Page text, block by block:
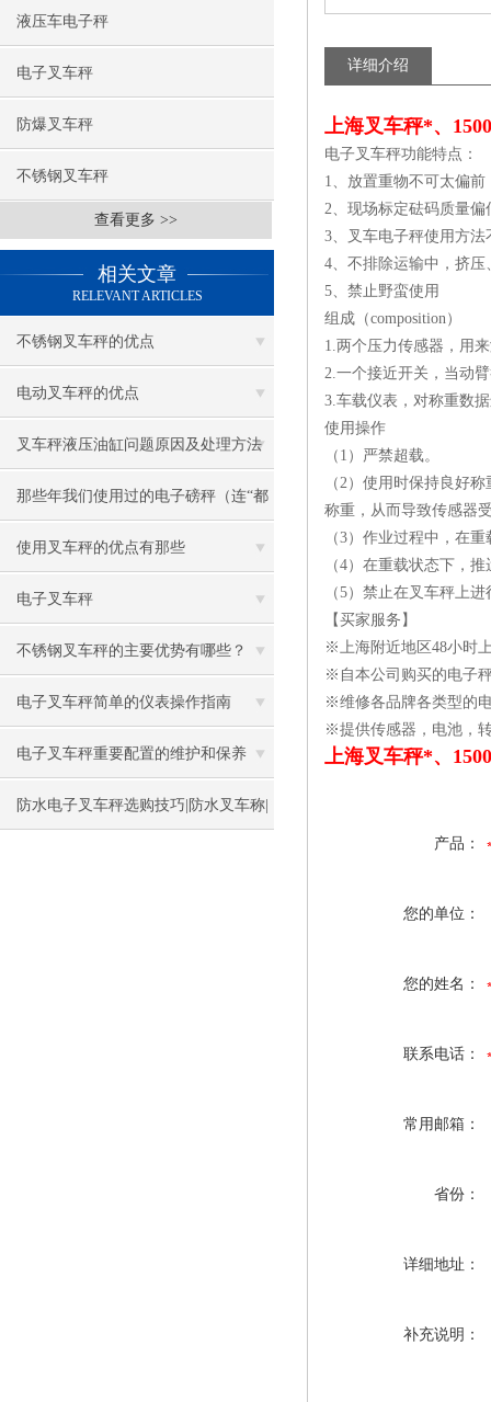
液压车电子秤
电子叉车秤
防爆叉车秤
不锈钢叉车秤
查看更多 >>
相关文章
RELEVANT ARTICLES
不锈钢叉车秤的优点
电动叉车秤的优点
叉车秤液压油缸问题原因及处理方法
那些年我们使用过的电子磅秤（连“都
叫兽”都不知道）
使用叉车秤的优点有那些
电子叉车秤
不锈钢叉车秤的主要优势有哪些？
电子叉车秤简单的仪表操作指南
电子叉车秤重要配置的维护和保养
防水电子叉车秤选购技巧|防水叉车称|
详细介绍
上海叉车秤*、
电子叉车秤功能特点：
1、放置重物不可太偏
2、现场标定砝码质量
3、叉车电子秤使用方
4、不排除运输中，挤
5、禁止野蛮使用
组成（composition）
1.两个压力传感器，用
2.一个接近开关，当动
3.车载仪表，对称重数
使用操作
（1）严禁超载。
（2）使用时保持良好
称重，从而导致传感器
（3）作业过程中，在
（4）在重载状态下，
（5）禁止在叉车秤上
【买家服务】
※上海附近地区48小时
※自本公司购买的电子
※维修各品牌各类型的
※提供传感器，电池，
上海叉车秤*、
产品：
您的单位：
您的姓名：
联系电话：
常用邮箱：
省份：
详细地址：
补充说明：